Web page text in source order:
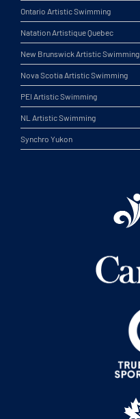
Ontario Artistic Swimming
Natation Artistique Quebec
New Brunswick Artistic Swimming
Nova Scotia Artistic Swimming
PEI Artistic Swimming
NL Artistic Swimming
Synchro Yukon